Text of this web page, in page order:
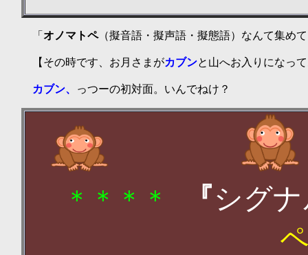
「 オノマトペ（擬音語・擬声語・擬態語）なんて集め
【その時です、お月さまがカブンと山へお入りになっ
カブン、 っつーの初対面。いんでねけ？
＊＊＊＊ 『シグ